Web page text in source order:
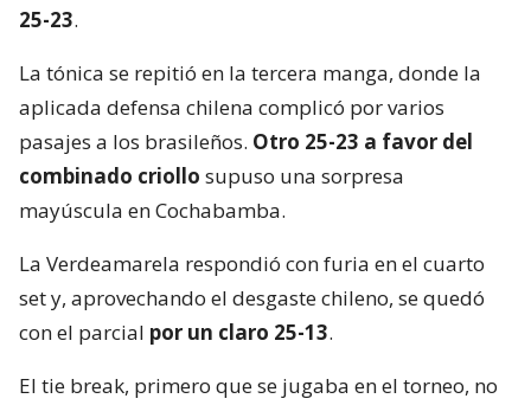
25-23.
La tónica se repitió en la tercera manga, donde la
aplicada defensa chilena complicó por varios
pasajes a los brasileños. Otro 25-23 a favor del
combinado criollo supuso una sorpresa
mayúscula en Cochabamba.
La Verdeamarela respondió con furia en el cuarto
set y, aprovechando el desgaste chileno, se quedó
con el parcial por un claro 25-13.
El tie break, primero que se jugaba en el torneo, no